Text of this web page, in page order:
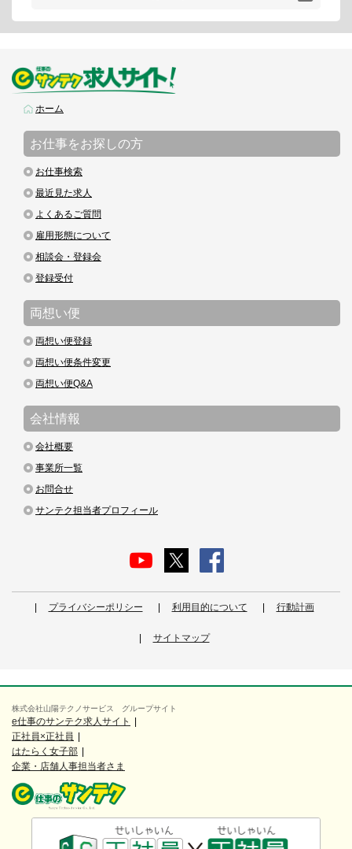
ホーム
お仕事をお探しの方
お仕事検索
最近見た求人
よくあるご質問
雇用形態について
相談会・登録会
登録受付
両想い便
両想い便登録
両想い便条件変更
両想い便Q&A
会社情報
会社概要
事業所一覧
お問合せ
サンテク担当者プロフィール
プライバシーポリシー 利用目的について 行動計画
サイトマップ
株式会社山陽テクノサービス グループサイト
e仕事のサンテク求人サイト
正社員×正社員
はたらく女子部
企業・店舗人事担当者さま